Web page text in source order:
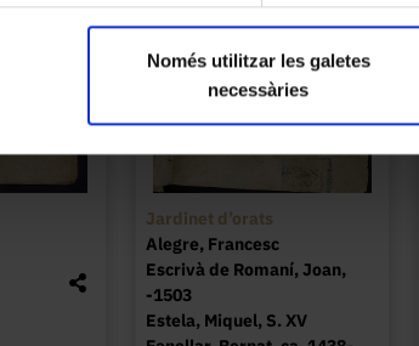
Només utilitzar les galetes
necessàries
Jardinet d’orats
Alegre, Francesc
Escrivà de Romaní, Joan,
-1503
Estela, Miquel, S. XV